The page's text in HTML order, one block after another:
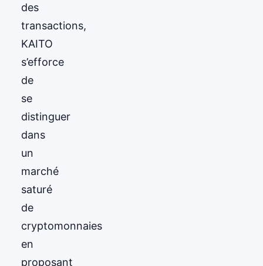
des
transactions,
KAITO
s’efforce
de
se
distinguer
dans
un
marché
saturé
de
cryptomonnaies
en
proposant